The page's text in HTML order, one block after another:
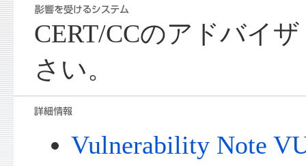
CERT/CCのアドバイ
さい。
Vulnerability Note